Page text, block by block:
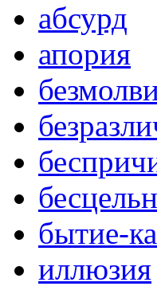
абсурд
апория
бытие-
иллюзия